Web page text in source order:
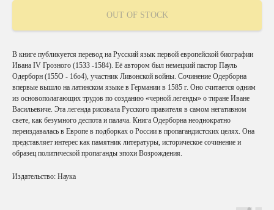
OUT OF STOCK
В книге публикуется перевод на Русский язык первой европейской биографии
Ивана IV Грозного (15ЗЗ -1584). Её автором был немецкий пастор Пауль
Одерборн (155О - 1бо4), участник Ливонской войны. Сочинение Одерборна
впервые вышло на латинском языке в Германии в 1585 г. Оно считается одним
из основополагающих трудов по созданию «черной легенды» о тиране Иване
Васильевиче. Эта легенда рисовала Русского правителя в самом негативном
свете, как безумного деспота и палача. Книга Одерборна неоднократно
переиздавалась в Европе в подборках о России в пропагандистских целях. Она
представляет интерес как памятник литературы, историческое сочинение и
образец политической пропаганды эпохи Возрождения.
Издательство: Наука